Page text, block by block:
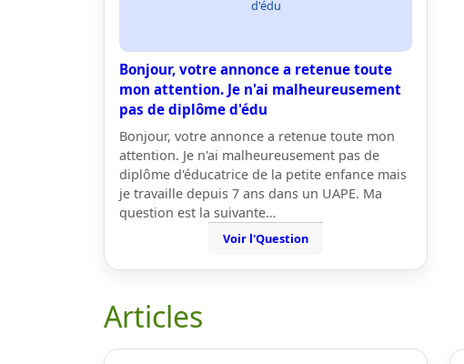
d'édu
Bonjour, votre annonce a retenue toute
mon attention. Je n'ai malheureusement
pas de diplôme d'édu
Bonjour, votre annonce a retenue toute mon
attention. Je n'ai malheureusement pas de
diplôme d'éducatrice de la petite enfance mais
je travaille depuis 7 ans dans un UAPE. Ma
question est la suivante…
Voir l'Question
Articles